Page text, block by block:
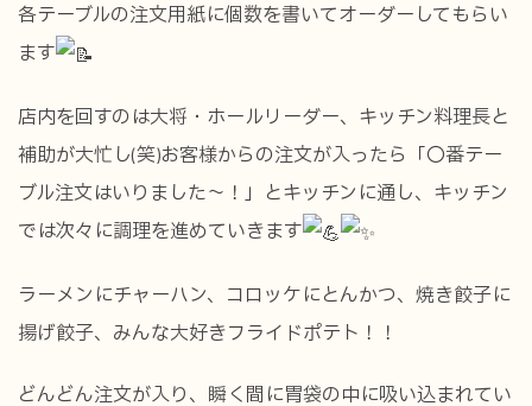
各テーブルの注文用紙に個数を書いてオーダーしてもらい
ます
店内を回すのは大将・ホールリーダー、キッチン料理長と
補助が大忙し(笑)お客様からの注文が入ったら「〇番テー
ブル注文はいりました～！」とキッチンに通し、キッチン
では次々に調理を進めていきます
ラーメンにチャーハン、コロッケにとんかつ、焼き餃子に
揚げ餃子、みんな大好きフライドポテト！！
どんどん注文が入り、瞬く間に胃袋の中に吸い込まれてい